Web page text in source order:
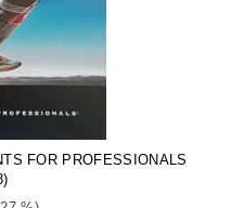
FOR PROFESSIONALS